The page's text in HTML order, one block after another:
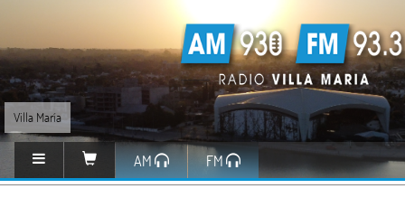
Villa María
AM FM